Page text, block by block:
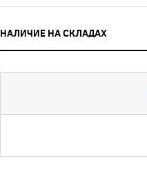
НАЛИЧИЕ НА СКЛАДАХ